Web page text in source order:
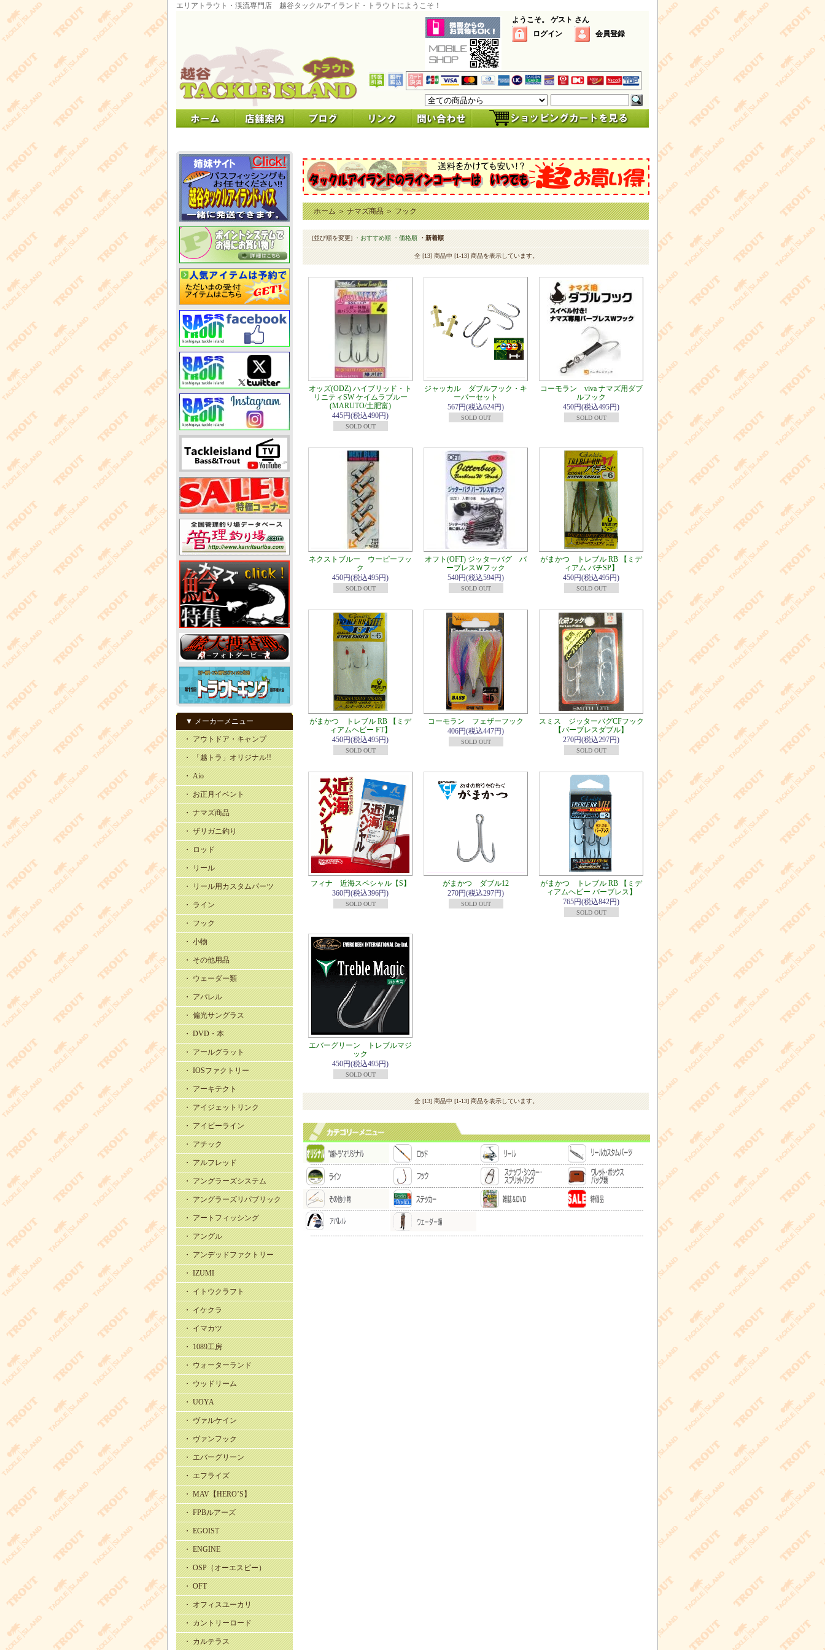
エリアトラウト・渓流専門店 越谷タックルアイランド・トラウトにようこそ！
ようこそ。 ゲスト さん
ログイン
会員登録
▼ メーカーメニュー
・ アウトドア・キャンプ
・ 「越トラ」オリジナル!!
・ Aio
・ お正月イベント
・ ナマズ商品
・ ザリガニ釣り
・ ロッド
・ リール
・ リール用カスタムパーツ
・ ライン
・ フック
・ 小物
・ その他用品
・ ウェーダー類
・ アパレル
・ 偏光サングラス
・ DVD・本
・ アールグラット
・ IOSファクトリー
・ アーキテクト
・ アイジェットリンク
・ アイビーライン
・ アチック
・ アルフレッド
・ アングラーズシステム
・ アングラーズリパブリック
・ アートフィッシング
・ アングル
・ アンデッドファクトリー
・ IZUMI
・ イトウクラフト
・ イケクラ
・ イマカツ
・ 1089工房
・ ウォーターランド
・ ウッドリーム
・ UOYA
・ ヴァルケイン
・ ヴァンフック
・ エバーグリーン
・ エフライズ
・ MAV【HERO’S】
・ FPBルアーズ
・ EGOIST
・ ENGINE
・ OSP（オーエスピー）
・ OFT
・ オフィスユーカリ
・ カントリーロード
・ カルテラス
ホーム＞ナマズ商品＞フック
[並び順を変更] ・おすすめ順 ・価格順 ・新着順
全 [13] 商品中 [1-13] 商品を表示しています。
オッズ(ODZ) ハイブリッド・ト
リニティSW ケイムラブルー
(MARUTO/土肥富)
445円(税込490円)
SOLD OUT
ジャッカル ダブルフック・キ
ーパーセット
567円(税込624円)
SOLD OUT
コーモラン viva ナマズ用ダブ
ルフック
450円(税込495円)
SOLD OUT
ネクストブルー ウーピーフッ
ク
450円(税込495円)
SOLD OUT
オフト(OFT) ジッターバグ バ
ーブレスＷフック
540円(税込594円)
SOLD OUT
がまかつ トレブル RB 【ミデ
ィアム バチSP】
450円(税込495円)
SOLD OUT
がまかつ トレブル RB 【ミデ
ィアムヘビー FT】
450円(税込495円)
SOLD OUT
コーモラン フェザーフック
406円(税込447円)
SOLD OUT
スミス ジッターバグCFフック
【バーブレスダブル】
270円(税込297円)
SOLD OUT
フィナ 近海スペシャル【S】
360円(税込396円)
SOLD OUT
がまかつ ダブル12
270円(税込297円)
SOLD OUT
がまかつ トレブル RB 【ミデ
ィアムヘビー バーブレス】
765円(税込842円)
SOLD OUT
エバーグリーン トレブルマジ
ック
450円(税込495円)
SOLD OUT
全 [13] 商品中 [1-13] 商品を表示しています。